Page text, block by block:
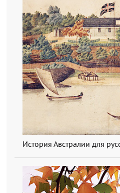
История Австралии для